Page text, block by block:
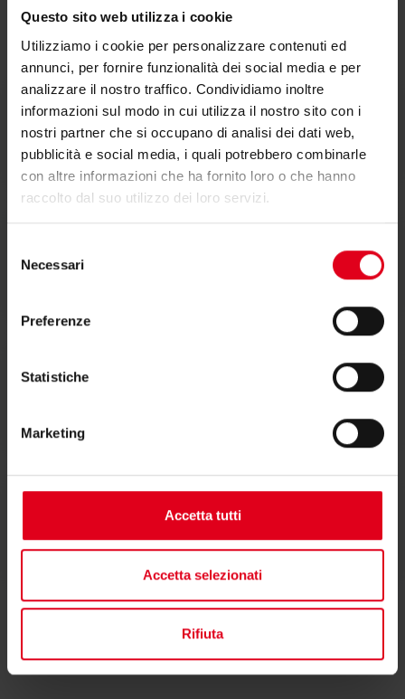
Questo sito web utilizza i cookie
Utilizziamo i cookie per personalizzare contenuti ed
annunci, per fornire funzionalità dei social media e per
analizzare il nostro traffico. Condividiamo inoltre
informazioni sul modo in cui utilizza il nostro sito con i
nostri partner che si occupano di analisi dei dati web,
pubblicità e social media, i quali potrebbero combinarle
con altre informazioni che ha fornito loro o che hanno
raccolto dal suo utilizzo dei loro servizi.
delNecessari
Preferenze
Statistiche
Marketing
Accetta tutti
Accetta selezionati
Rifiuta
Documentazione
Scheda tecnica
Dichiarazione di conformità